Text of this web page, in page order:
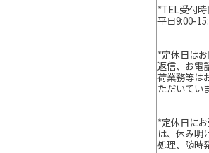
*TEL受付
平日9:00-
*定休日は
返信、お電
荷業務等は
ただいてい
*定休日に
は、休み明
処理、随時